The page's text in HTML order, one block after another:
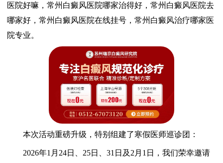
医院好嘛，常州白癜风医院哪家治得好，常州白癜风医院去
哪家好，常州白癜风医院在线挂号，常州白癜风治疗哪家医
院专业。
本次活动重磅升级，特别组建了寒假医师巡诊团：
2026年1月24日、25日、31日及2月1日，我们荣幸邀请